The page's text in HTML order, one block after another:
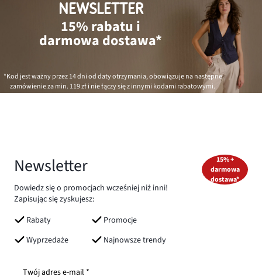
NEWSLETTER
15% rabatu i
darmowa dostawa*
*Kod jest ważny przez 14 dni od daty otrzymania, obowiązuje na następne
zamówienie za min. 119 złi nie łączy się z innymi kodami rabatowymi.
Newsletter
Dowiedz się o promocjach wcześniej niż inni!
Zapisując się zyskujesz:
Rabaty
Promocje
Wyprzedaże
Najnowsze trendy
15% +
darmowa
dostawa*
Twój adres e-mail *